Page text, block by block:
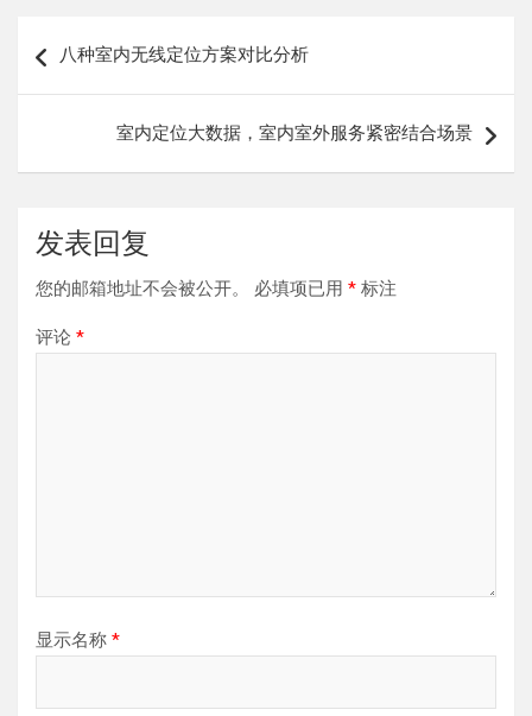
章
八种室内无线定位方案对比分析
室内定位大数据，室内室外服务紧密结合场景
发表回复
您的邮箱地址不会被公开。 必填项已用 * 标注
评论 *
显示名称 *